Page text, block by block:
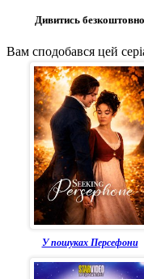
Дивитись безкоштовно
Вам сподобався цей
У пошуках Персефони